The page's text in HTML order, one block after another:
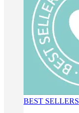
BEST SELLERS